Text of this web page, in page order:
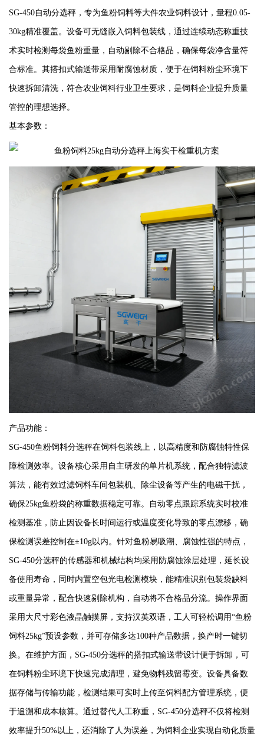
SG-450自动分选秤，专为鱼粉饲料等大件农业饲料设计，量程0.05-
30kg精准覆盖。设备可无缝嵌入饲料包装线，通过连续动态称重技
术实时检测每袋鱼粉重量，自动剔除不合格品，确保每袋净含量符
合标准。其搭扣式输送带采用耐腐蚀材质，便于在饲料粉尘环境下
快速拆卸清洗，符合农业饲料行业卫生要求，是饲料企业提升质量
管控的理想选择。
基本参数：
产品功能：
SG-450鱼粉饲料分选秤在饲料包装线上，以高精度和防腐蚀特性保
障检测效率。设备核心采用自主研发的单片机系统，配合独特滤波
算法，能有效过滤饲料车间包装机、除尘设备等产生的电磁干扰，
确保25kg鱼粉袋的称重数据稳定可靠。自动零点跟踪系统实时校准
检测基准，防止因设备长时间运行或温度变化导致的零点漂移，确
保检测误差控制在±10g以内。针对鱼粉易吸潮、腐蚀性强的特点，
SG-450分选秤的传感器和机械结构均采用防腐蚀涂层处理，延长设
备使用寿命，同时内置空包光电检测模块，能精准识别包装袋缺料
或重量异常，配合快速剔除机构，自动将不合格品分流。操作界面
采用大尺寸彩色液晶触摸屏，支持汉英双语，工人可轻松调用“鱼粉
饲料25kg”预设参数，并可存储多达100种产品数据，换产时一键切
换。在维护方面，SG-450分选秤的搭扣式输送带设计便于拆卸，可
在饲料粉尘环境下快速完成清理，避免物料残留霉变。设备具备数
据存储与传输功能，检测结果可实时上传至饲料配方管理系统，便
于追溯和成本核算。通过替代人工称重，SG-450分选秤不仅将检测
效率提升50%以上，还消除了人为误差，为饲料企业实现自动化质量